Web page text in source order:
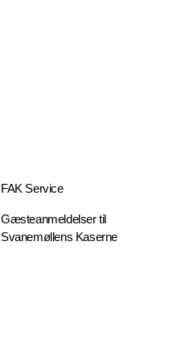
FAK Service
Gæsteanmeldelser til
Svanemøllens Kaserne